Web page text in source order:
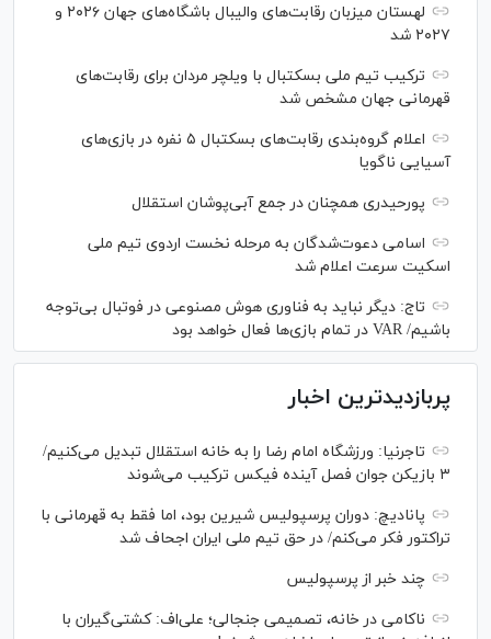
لهستان میزبان رقابت‌های والیبال باشگاه‌های جهان ۲۰۲۶ و
۲۰۲۷ شد
ترکیب تیم ملی بسکتبال با ویلچر مردان برای رقابت‌های
قهرمانی جهان مشخص شد
اعلام گروه‌بندی رقابت‌های بسکتبال ۵ نفره در بازی‌های
آسیایی ناگویا
پورحیدری همچنان در جمع آبی‌پوشان استقلال
اسامی دعوت‌شدگان به مرحله نخست اردوی تیم ملی
اسکیت سرعت اعلام شد
تاج: دیگر نباید به فناوری هوش مصنوعی در فوتبال بی‌توجه
باشیم/ VAR در تمام بازی‌ها فعال خواهد بود
پربازدیدترین اخبار
تاجرنیا: ورزشگاه امام رضا را به خانه استقلال تبدیل می‌کنیم/
۳ بازیکن جوان فصل آینده فیکس ترکیب می‌شوند
پانادیچ: دوران پرسپولیس شیرین بود، اما فقط به قهرمانی با
تراکتور فکر می‌کنم/ در حق تیم ملی ایران اجحاف شد
چند خبر از پرسپولیس
ناکامی در خانه، تصمیمی جنجالی؛ علی‌اف: کشتی‌گیران با